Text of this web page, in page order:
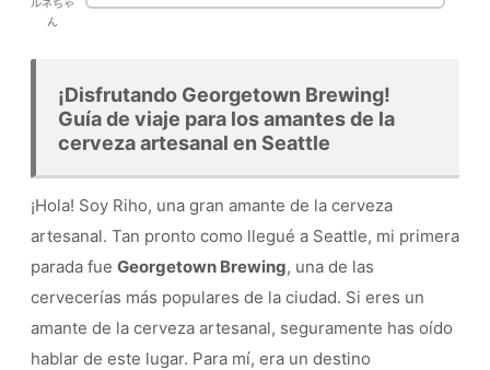
ルネちゃ
ん
¡Disfrutando Georgetown Brewing!
Guía de viaje para los amantes de la
cerveza artesanal en Seattle
¡Hola! Soy Riho, una gran amante de la cerveza
artesanal. Tan pronto como llegué a Seattle, mi primera
parada fue Georgetown Brewing, una de las
cervecerías más populares de la ciudad. Si eres un
amante de la cerveza artesanal, seguramente has oído
hablar de este lugar. Para mí, era un destino